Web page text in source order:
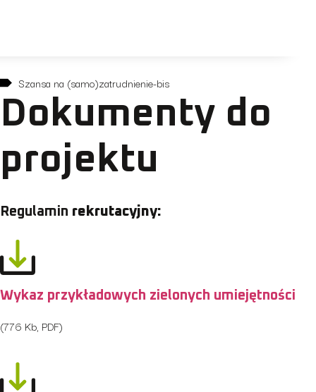
Szansa na (samo)zatrudnienie-bis
Dokumenty do
projektu
Regulamin rekrutacyjny:
Wykaz przykładowych zielonych umiejętności
(776 Kb, PDF)